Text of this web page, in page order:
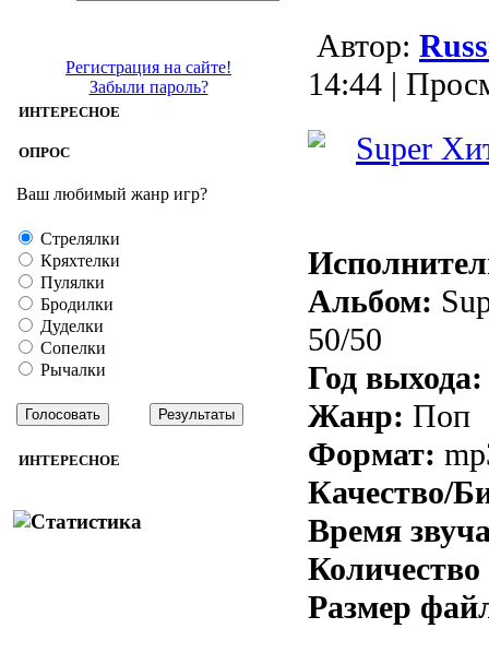
Регистрация на сайте!
Забыли пароль?
ИНТЕРЕСНОЕ
ОПРОС
Ваш любимый жанр игр?
Стрелялки
Кряхтелки
Пулялки
Бродилки
Дуделки
Сопелки
Рычалки
ИНТЕРЕСНОЕ
Aвтор:
14:44 |
Альбом:
50/50
Год выхода:
Жанр: Поп
Формат:
Качество/
Время
Размер